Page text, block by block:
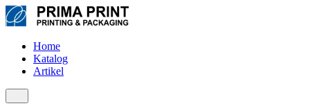
Home
Katalog
Artikel